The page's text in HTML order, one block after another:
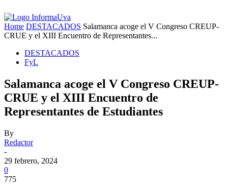
Home DESTACADOS Salamanca acoge el V Congreso CREUP-
CRUE y el XIII Encuentro de Representantes...
DESTACADOS
FyL
Salamanca acoge el V Congreso CREUP-
CRUE y el XIII Encuentro de
Representantes de Estudiantes
By
Redactor
-
29 febrero, 2024
0
775